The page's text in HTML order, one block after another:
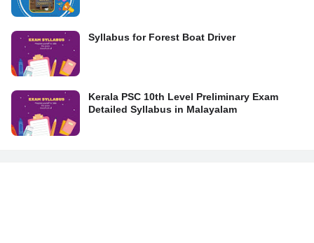
Syllabus for Forest Boat Driver
Kerala PSC 10th Level Preliminary Exam
Detailed Syllabus in Malayalam